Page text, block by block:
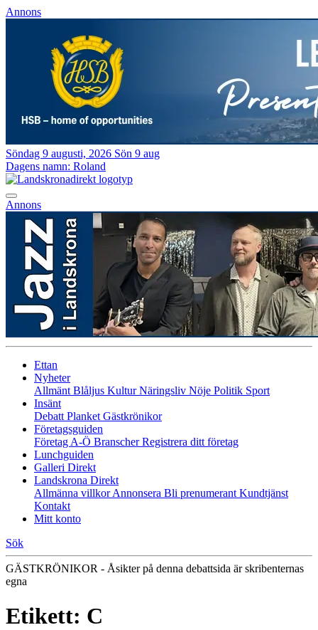
Annons
Söndag 9 augusti, 2026 Sön 9 aug
Dagens namn: Roland
Annons
Ettan
Nyheter
Allmänt Blåljus KulturNäringsliv Nöje Politik Sport
Insänt
Debatt Planket Gästkrönikor
Företagsguiden
Företag A-Ö BranscherRegistrera ditt företag
Lunchguiden
Galleri Direkt
Landskrona Direkt
Allmänna villkorAnnonsera Bli prenumerant Kundtjänst
Kontakt
Mitt konto
Sök
GÄSTKRÖNIKOR - Åsikter på denna debattsida är skribenternas
egna
Etikett: C